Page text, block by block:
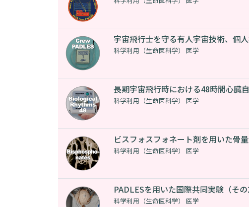
宇宙飛行士を守る有人宇宙技術、個
科学利用（生命医科学） 医学
長期宇宙飛行時における48時間心臓
科学利用（生命医科学） 医学
ビスフォスフォネート剤を用いた骨
科学利用（生命医科学） 医学
PADLESを用いた国際共同実験（そ
科学利用（生命医科学） 医学